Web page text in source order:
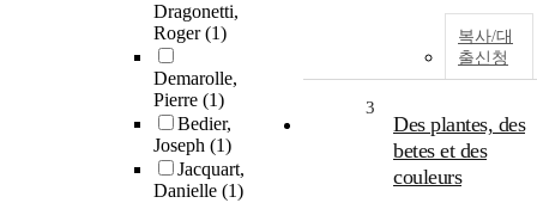
Dragonetti,
Roger(1)
Demarolle,
Pierre (1)
Bedier,
Joseph (1)
Jacquart,
Danielle (1)
복사/대
출신청
3
Des plantes, des
betes et des
couleurs